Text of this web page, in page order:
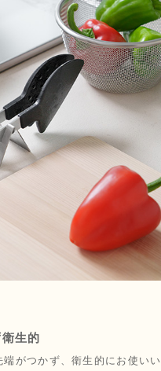
生的
がつかず、衛生的にお使いい